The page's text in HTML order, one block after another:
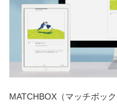
MATCHBOX（マッチボッ